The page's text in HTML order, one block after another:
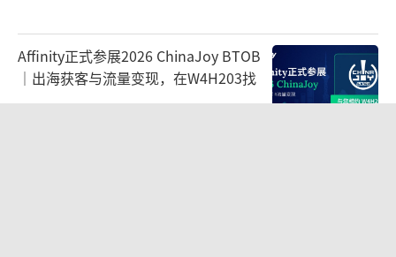
Affinity正式参展2026 ChinaJoy BTOB
｜出海获客与流量变现，在W4H203找
2026-07-30 10:49:33